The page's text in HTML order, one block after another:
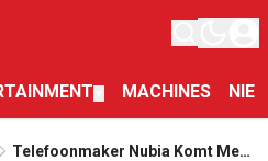
MACHINES
Telefoonmaker Nubia Komt Met